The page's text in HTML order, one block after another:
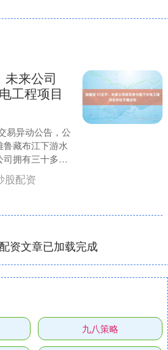
未来公司
工程项目
易异动公告，公
鲁藏布江下游水
司拥有三十多年
，在西藏设有
股配资
资文章已加载完成
九八策略